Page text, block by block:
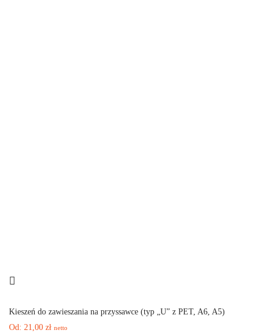
Kieszeń do zawieszania na przyssawce (typ „U” z PET, A6, A5)
Od: 21,00 zł netto